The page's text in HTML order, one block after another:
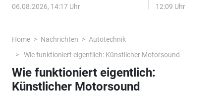
06.08.2026, 14:17 Uhr
12:09 Uhr
Home Nachrichten
Autotechnik
Wie funktioniert eigentlich: Künstlicher Motorsound
Wie funktioniert eigentlich:
Künstlicher Motorsound